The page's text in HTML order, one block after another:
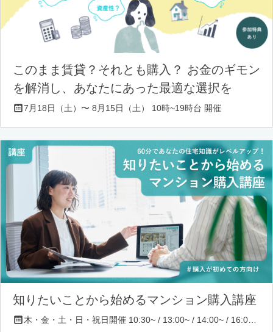
このまま賃貸？それとも購入？ お金のギモン
を解消し、あなたにあった最適な選択を
7月18日（土）〜 8月15日（土） 10時~19時台 開催
知りたいことから始めるマンション購入講座